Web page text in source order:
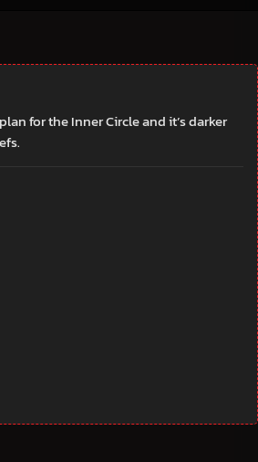
for the Inner Circle and it’s darker